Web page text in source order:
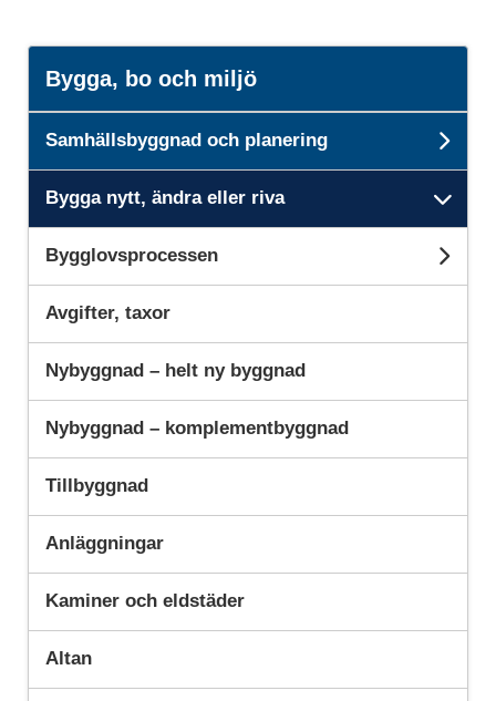
Bygga, bo och miljö
Samhällsbyggnad och planering
Bygga nytt, ändra eller riva
Bygglovsprocessen
Avgifter, taxor
Nybyggnad – helt ny byggnad
Nybyggnad – komplementbyggnad
Tillbyggnad
Anläggningar
Kaminer och eldstäder
Altan